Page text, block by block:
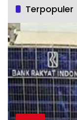
Terpopuler